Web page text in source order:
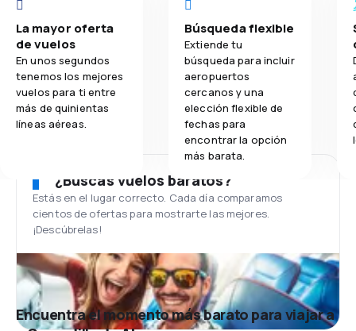
La mayor oferta
de vuelos
En unos segundos
tenemos los mejores
vuelos para ti entre
más de quinientas
líneas aéreas.
Búsqueda flexible
Extiende tu
búsqueda para incluir
aeropuertos
cercanos y una
elección flexible de
fechas para
encontrar la opción
más barata.
¿Buscas vuelos baratos?
Estás en el lugar correcto. Cada día comparamos
cientos de ofertas para mostrarte las mejores.
¡Descúbrelas!
Encuentra el momento más barato para viajar a